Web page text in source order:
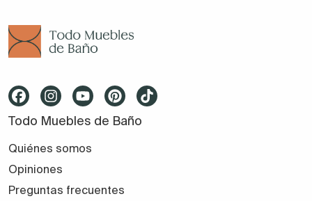
Todo Muebles de Baño
Quiénes somos
Opiniones
Preguntas frecuentes